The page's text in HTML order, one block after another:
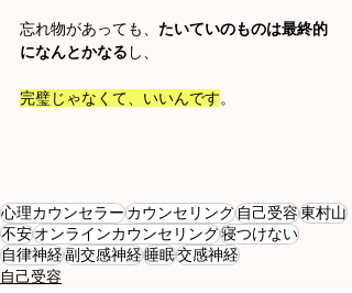
忘れ物があっても、 たいていのものは最終的
になんとかなる し、
完璧じゃなくて、いいんです。
心理カウンセラーカウンセリング自己受容東村山
不安オンラインカウンセリング寝つけない
自律神経副交感神経睡眠交感神経
自己受容